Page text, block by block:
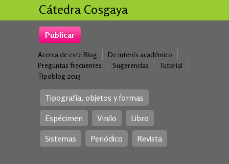
Cátedra Cosgaya
Publicar
Acerca de este Blog
De interés académico
Preguntas frecuentes
Sugerencias
Tutorial
Tipoblog 2013
Tipografía, objetos y formas
Espécimen
Vinilo
Libro
Sistemas
Periódico Revista